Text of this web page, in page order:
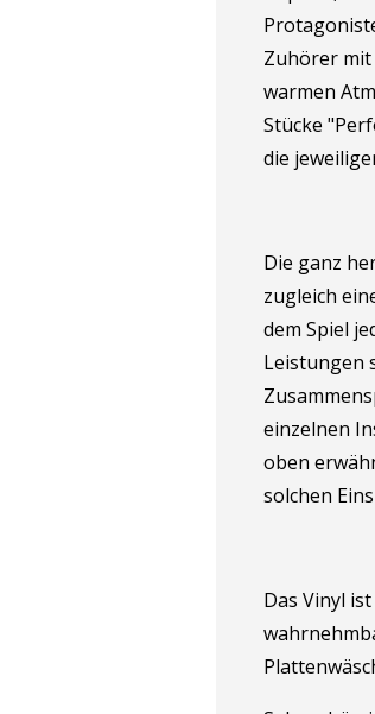
Zuhörer
warmen
Stücke
die
Die ganz
zugleich
dem Spiel
Leistungen
einzelnen
oben
solchen
Das Vinyl